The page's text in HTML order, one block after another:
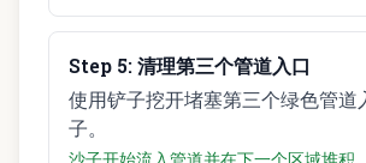
Step 5:清理第三个管道入口
使用铲子挖开堵塞第三个绿色管道
子。